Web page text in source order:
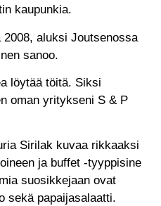
kaupunkia.
2008, aluksi Joutsenossa
sanoo.
löytää töitä. Siksi
oman yritykseni S & P
Sirilak kuvaa rikkaaksi
ja buffet -tyyppisine
suosikkejaan ovat
sekä papaijasalaatti.